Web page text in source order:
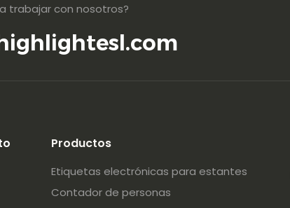
trabajar con nosotros?
Productos
Etiquetas electrónicas para estantes
Contador de personas